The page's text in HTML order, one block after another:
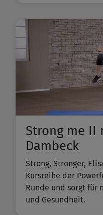
Strong me II
Dambeck
Strong, Stronger,
Kursreihe der
Runde und sorgt für
und Gesundheit.